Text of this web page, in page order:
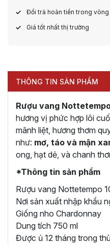
Đổi trả hoàn tiền trong
Giá tốt nhất thị trường
THÔNG TIN SẢN PHẨM
Rượu vang
hương vị phức hợp lôi
mãnh liệt, hương thơm
như: mơ, táo và mận
ong, hạt dẻ, và chanh
*Thông tin sản phẩm
Rượu vang Nottetempo
Nơi sản xuất nhập khẩu
Giống nho Chardonnay
Dung tích 750 ml
Được ủ 12 tháng trong